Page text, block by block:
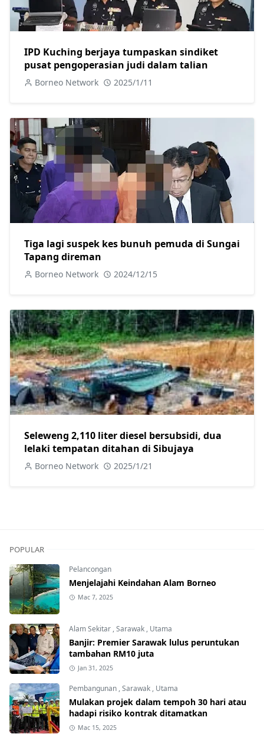
IPD Kuching berjaya tumpaskan sindiket
pusat pengoperasian judi dalam talian
Borneo Network 2025/1/11
Tiga lagi suspek kes bunuh pemuda di Sungai
Tapang direman
Borneo Network 2024/12/15
Seleweng 2,110 liter diesel bersubsidi, dua
lelaki tempatan ditahan di Sibujaya
Borneo Network 2025/1/21
POPULAR
Pelancongan
Menjelajahi Keindahan Alam Borneo
Mac 7, 2025
Alam Sekitar ,Sarawak , Utama
Banjir: Premier Sarawak lulus peruntukan
tambahan RM10 juta
Jan 31, 2025
Pembangunan ,Sarawak , Utama
Mulakan projek dalam tempoh 30 hari atau
hadapi risiko kontrak ditamatkan
Mac 15, 2025